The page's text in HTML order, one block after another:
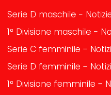
Serie D maschile -
1° Divisione maschile -
Serie C femminile -
Serie D femminile -
1° Divisione femminile -